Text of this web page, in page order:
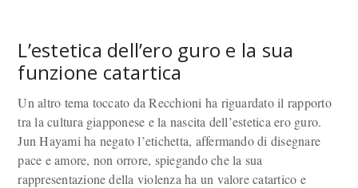
L’estetica dell’ero guro e la sua
funzione catartica
Un altro tema toccato da Recchioni ha riguardato il rapporto
tra la cultura giapponese e la nascita dell’estetica ero guro.
Jun Hayami ha negato l’etichetta, affermando di disegnare
pace e amore, non orrore, spiegando che la sua
rappresentazione della violenza ha un valore catartico e